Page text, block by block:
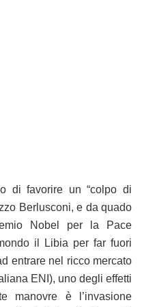
di favorire un “colpo di
Berlusconi, e da quado
Nobel per la Pace
il Libia per far fuori
entrare nel ricco mercato
ENI), uno degli effetti
manovre è l’invasione